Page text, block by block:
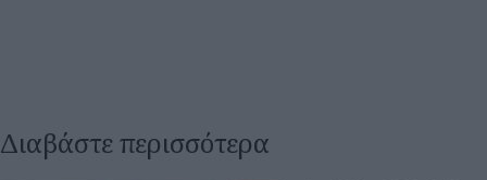
Διαβάστε περισσότερα